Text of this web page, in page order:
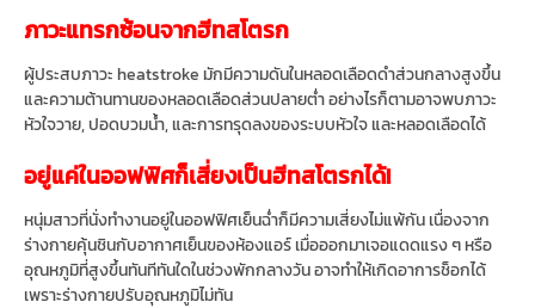
ภาวะแทรกซ้อนจากฮีทสโตรก
ผู้ประสบภาวะ heatstroke มักมีความดันในหลอดเลือดดำส่วนกลางสูงขึ้น
และความต้านทานของหลอดเลือดส่วนปลายต่ำ อย่างไรก็ตามอาจพบภาวะ
หัวใจวาย, ปอดบวมน้ำ, และการทรุดลงของระบบหัวใจ และหลอดเลือดได้
อยู่แค่ในออฟฟิศก็เสี่ยงเป็นฮีทสโตรกได้!
หนุ่มสาวที่นั่งทำงานอยู่ในออฟฟิศเย็นฉ่ำก็มีความเสี่ยงไม่แพ้กัน เนื่องจาก
ร่างกายคุ้นชินกับอากาศเย็นของห้องแอร์ เมื่อออกมาเจอแดดแรง ๆ หรือ
อุณหภูมิที่สูงขึ้นทันทีทันใดในช่วงพักกลางวัน อาจทำให้เกิดอาการช็อกได้
เพราะร่างกายปรับอุณหภูมิไม่ทัน